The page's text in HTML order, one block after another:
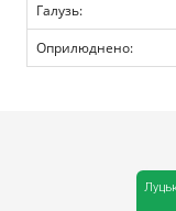
Галузь:
Оприлюднено: